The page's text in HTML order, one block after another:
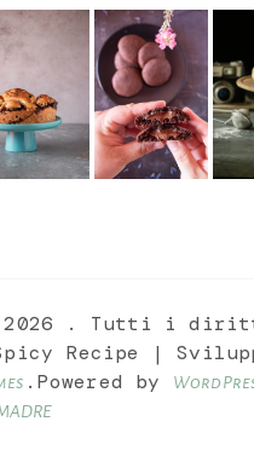
. Tutti i
Recipe |
.Powered by